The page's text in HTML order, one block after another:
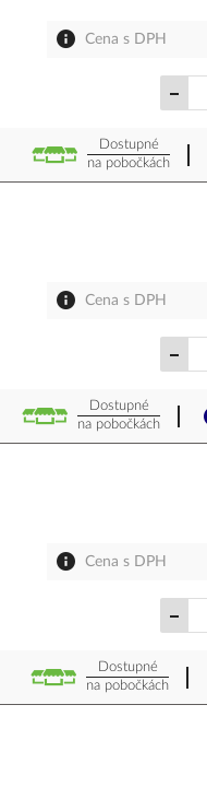
Cena s DPH
Dostupné
na pobočkách
Cena s DPH
Dostupné
na pobočkách
Cena s DPH
Dostupné
na pobočkách